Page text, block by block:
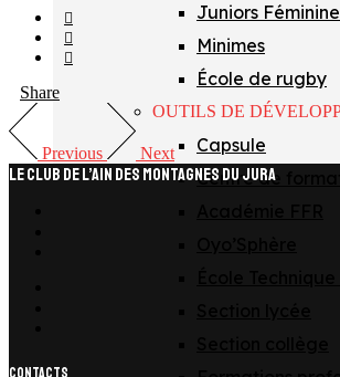
Juniors
Minimes
École de rugby
OUTILS DE
Capsule
Centre de
Share
Previous Next
LE CLUB DE L’AIN DES MONTAGNES DU JURA
CONTACTS